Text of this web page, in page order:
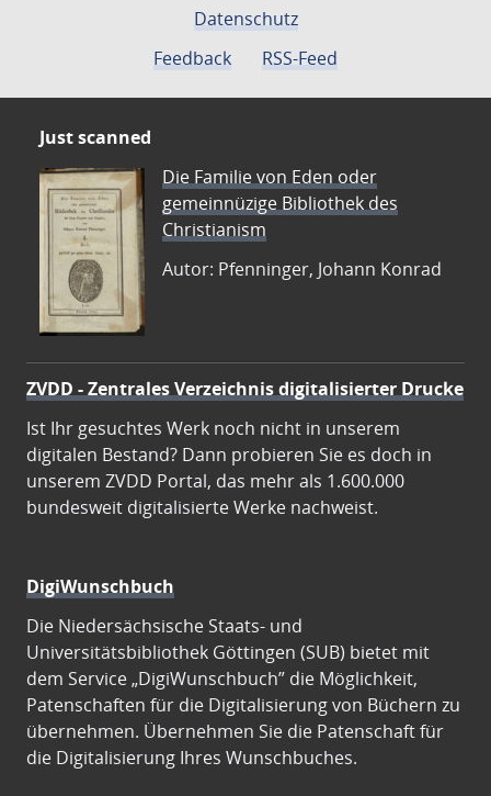
Datenschutz
Feedback
RSS-Feed
Just scanned
Die Familie von Eden oder
gemeinnüzige Bibliothek des
Christianism
Autor: Pfenninger, Johann Konrad
ZVDD - Zentrales Verzeichnis digitalisierter Drucke
Ist Ihr gesuchtes Werk noch nicht in unserem
digitalen Bestand? Dann probieren Sie es doch in
unserem ZVDD Portal, das mehr als 1.600.000
bundesweit digitalisierte Werke nachweist.
DigiWunschbuch
Die Niedersächsische Staats- und
Universitätsbibliothek Göttingen (SUB) bietet mit
dem Service „DigiWunschbuch” die Möglichkeit,
Patenschaften für die Digitalisierung von Büchern zu
übernehmen. Übernehmen Sie die Patenschaft für
die Digitalisierung Ihres Wunschbuches.